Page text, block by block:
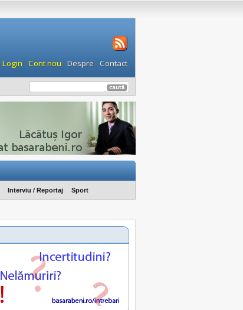
Login Cont nou Despre Contact
Interviu / Reportaj Sport